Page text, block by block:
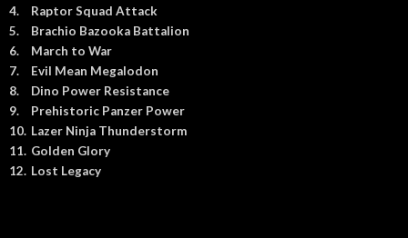
4.
Raptor Squad Attack
5.
Brachio Bazooka Battalion
6.
March to War
7.
Evil Mean Megalodon
8.
Dino Power Resistance
9.
Prehistoric Panzer Power
10. Lazer Ninja Thunderstorm
11. Golden Glory
12. Lost Legacy